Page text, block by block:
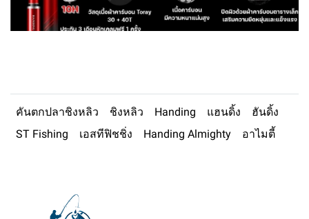
คันตกปลาชิงหลิว ชิงหลิว Handing แฮนดิ้ง
ฮันดิ้ง
ST Fishing
เอสทีฟิชชิ่ง Handing Almighty อาไมตี้